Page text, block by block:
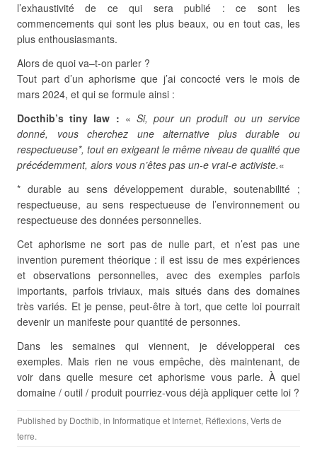
l’exhaustivité de ce qui sera publié : ce sont les
commencements qui sont les plus beaux, ou en tout cas, les
plus enthousiasmants.
Alors de quoi va–t-on parler ?
Tout part d’un aphorisme que j’ai concocté vers le mois de
mars 2024, et qui se formule ainsi :
Docthib’s tiny law : « Si, pour un produit ou un service
donné, vous cherchez une alternative plus durable ou
respectueuse*, tout en exigeant le même niveau de qualité que
précédemment, alors vous n’êtes pas un-e vrai-e activiste.«
* durable au sens développement durable, soutenabilité ;
respectueuse, au sens respectueuse de l’environnement ou
respectueuse des données personnelles.
Cet aphorisme ne sort pas de nulle part, et n’est pas une
invention purement théorique : il est issu de mes expériences
et observations personnelles, avec des exemples parfois
importants, parfois triviaux, mais situés dans des domaines
très variés. Et je pense, peut-être à tort, que cette loi pourrait
devenir un manifeste pour quantité de personnes.
Dans les semaines qui viennent, je développerai ces
exemples. Mais rien ne vous empêche, dès maintenant, de
voir dans quelle mesure cet aphorisme vous parle. À quel
domaine / outil / produit pourriez-vous déjà appliquer cette loi ?
Published by Docthib, in Informatique et Internet, Réflexions, Verts de
terre.